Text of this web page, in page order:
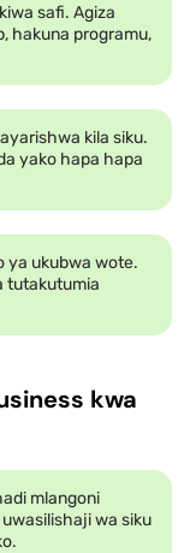
safi. Agiza
hakuna programu,
kila siku.
yako hapa hapa
ya ukubwa wote.
tutakutumia
kwa
mlangoni
wa siku